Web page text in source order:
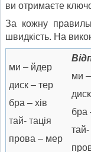
ви отримаєте
За кожну
швидкість. На
ми – йдер
диск – тер
бра – хів
тай- тація
прова – мер
ми
бра